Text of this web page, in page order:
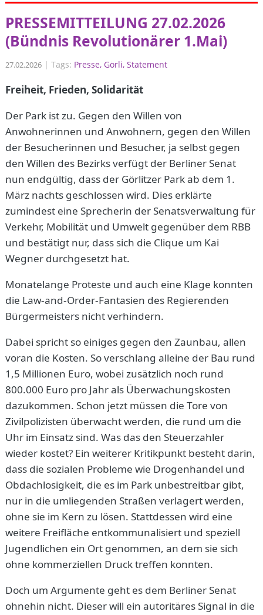
PRESSEMITTEILUNG 27.02.2026
(Bündnis Revolutionärer 1.Mai)
27.02.2026 |Tags: Presse Görli Statement
Freiheit, Frieden, Solidarität
Der Park ist zu. Gegen den Willen von
Anwohnerinnen und Anwohnern, gegen den Willen
der Besucherinnen und Besucher, ja selbst gegen
den Willen des Bezirks verfügt der Berliner Senat
nun endgültig, dass der Görlitzer Park ab dem 1.
März nachts geschlossen wird. Dies erklärte
zumindest eine Sprecherin der Senatsverwaltung für
Verkehr, Mobilität und Umwelt gegenüber dem RBB
und bestätigt nur, dass sich die Clique um Kai
Wegner durchgesetzt hat.
Monatelange Proteste und auch eine Klage konnten
die Law-and-Order-Fantasien des Regierenden
Bürgermeisters nicht verhindern.
Dabei spricht so einiges gegen den Zaunbau, allen
voran die Kosten. So verschlang alleine der Bau rund
1,5 Millionen Euro, wobei zusätzlich noch rund
800.000 Euro pro Jahr als Überwachungskosten
dazukommen. Schon jetzt müssen die Tore von
Zivilpolizisten überwacht werden, die rund um die
Uhr im Einsatz sind. Was das den Steuerzahler
wieder kostet? Ein weiterer Kritikpunkt besteht darin,
dass die sozialen Probleme wie Drogenhandel und
Obdachlosigkeit, die es im Park unbestreitbar gibt,
nur in die umliegenden Straßen verlagert werden,
ohne sie im Kern zu lösen. Stattdessen wird eine
weitere Freifläche entkommunalisiert und speziell
Jugendlichen ein Ort genommen, an dem sie sich
ohne kommerziellen Druck treffen konnten.
Doch um Argumente geht es dem Berliner Senat
ohnehin nicht. Dieser will ein autoritäres Signal in die